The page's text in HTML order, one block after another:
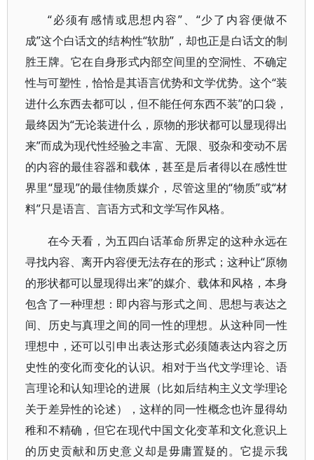
“必须有感情或思想内容”、“少了内容便做不
成”这个白话文的结构性“软肋”，却也正是白话文的制
胜王牌。它在自身形式内部空间里的空洞性、不确定
性与可塑性，恰恰是其语言优势和文学优势。这个“装
进什么东西去都可以，但不能任何东西不装”的口袋，
最终因为“无论装进什么，原物的形状都可以显现得出
来”而成为现代性经验之丰富、无限、驳杂和变动不居
的内容的最佳容器和载体，甚至是后者得以在感性世
界里“显现”的最佳物质媒介，尽管这里的“物质”或“材
料”只是语言、言语方式和文学写作风格。
在今天看，为五四白话革命所界定的这种永远在
寻找内容、离开内容便无法存在的形式；这种让“原物
的形状都可以显现得出来”的媒介、载体和风格，本身
包含了一种理想：即内容与形式之间、思想与表达之
间、历史与真理之间的同一性的理想。从这种同一性
理想中，还可以引申出表达形式必须随表达内容之历
史性的变化而变化的认识。相对于当代文学理论、语
言理论和认知理论的进展（比如后结构主义文学理论
关于差异性的论述），这样的同一性概念也许显得幼
稚和不精确，但它在现代中国文化变革和文化意识上
的历史贡献和历史意义却是毋庸置疑的。它提示我